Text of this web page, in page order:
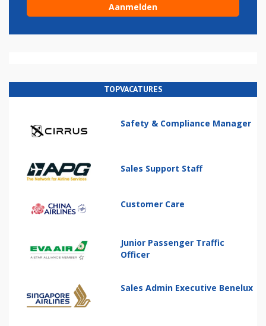
TOPVACATURES
Safety & Compliance Manager
Sales Support Staff
Customer Care
Junior Passenger Traffic
Officer
Sales Admin Executive Benelux